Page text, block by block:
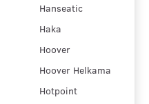
Hanseatic
Haka
Hoover
Hoover Helkama
Hotpoint